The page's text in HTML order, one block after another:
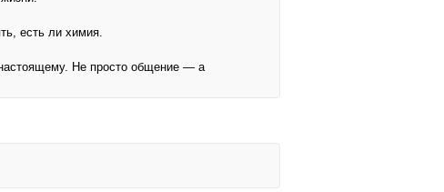
есть ли химия.
Не просто общение — а